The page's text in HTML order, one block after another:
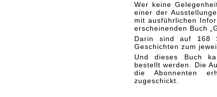
Wer keine
einer der
mit ausführlichen
erscheinenden Buch
Darin sind auf 168
Geschichten zum
Und dieses Buch
bestellt werden. Die
die Abonnenten
zugeschickt.